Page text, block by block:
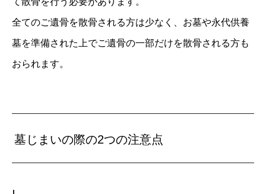
全てのご遺骨を散骨される方は少なく、お墓や永代供養
墓を準備された上でご遺骨の一部だけを散骨される方も
おられます。
墓じまいの際の2つの注意点